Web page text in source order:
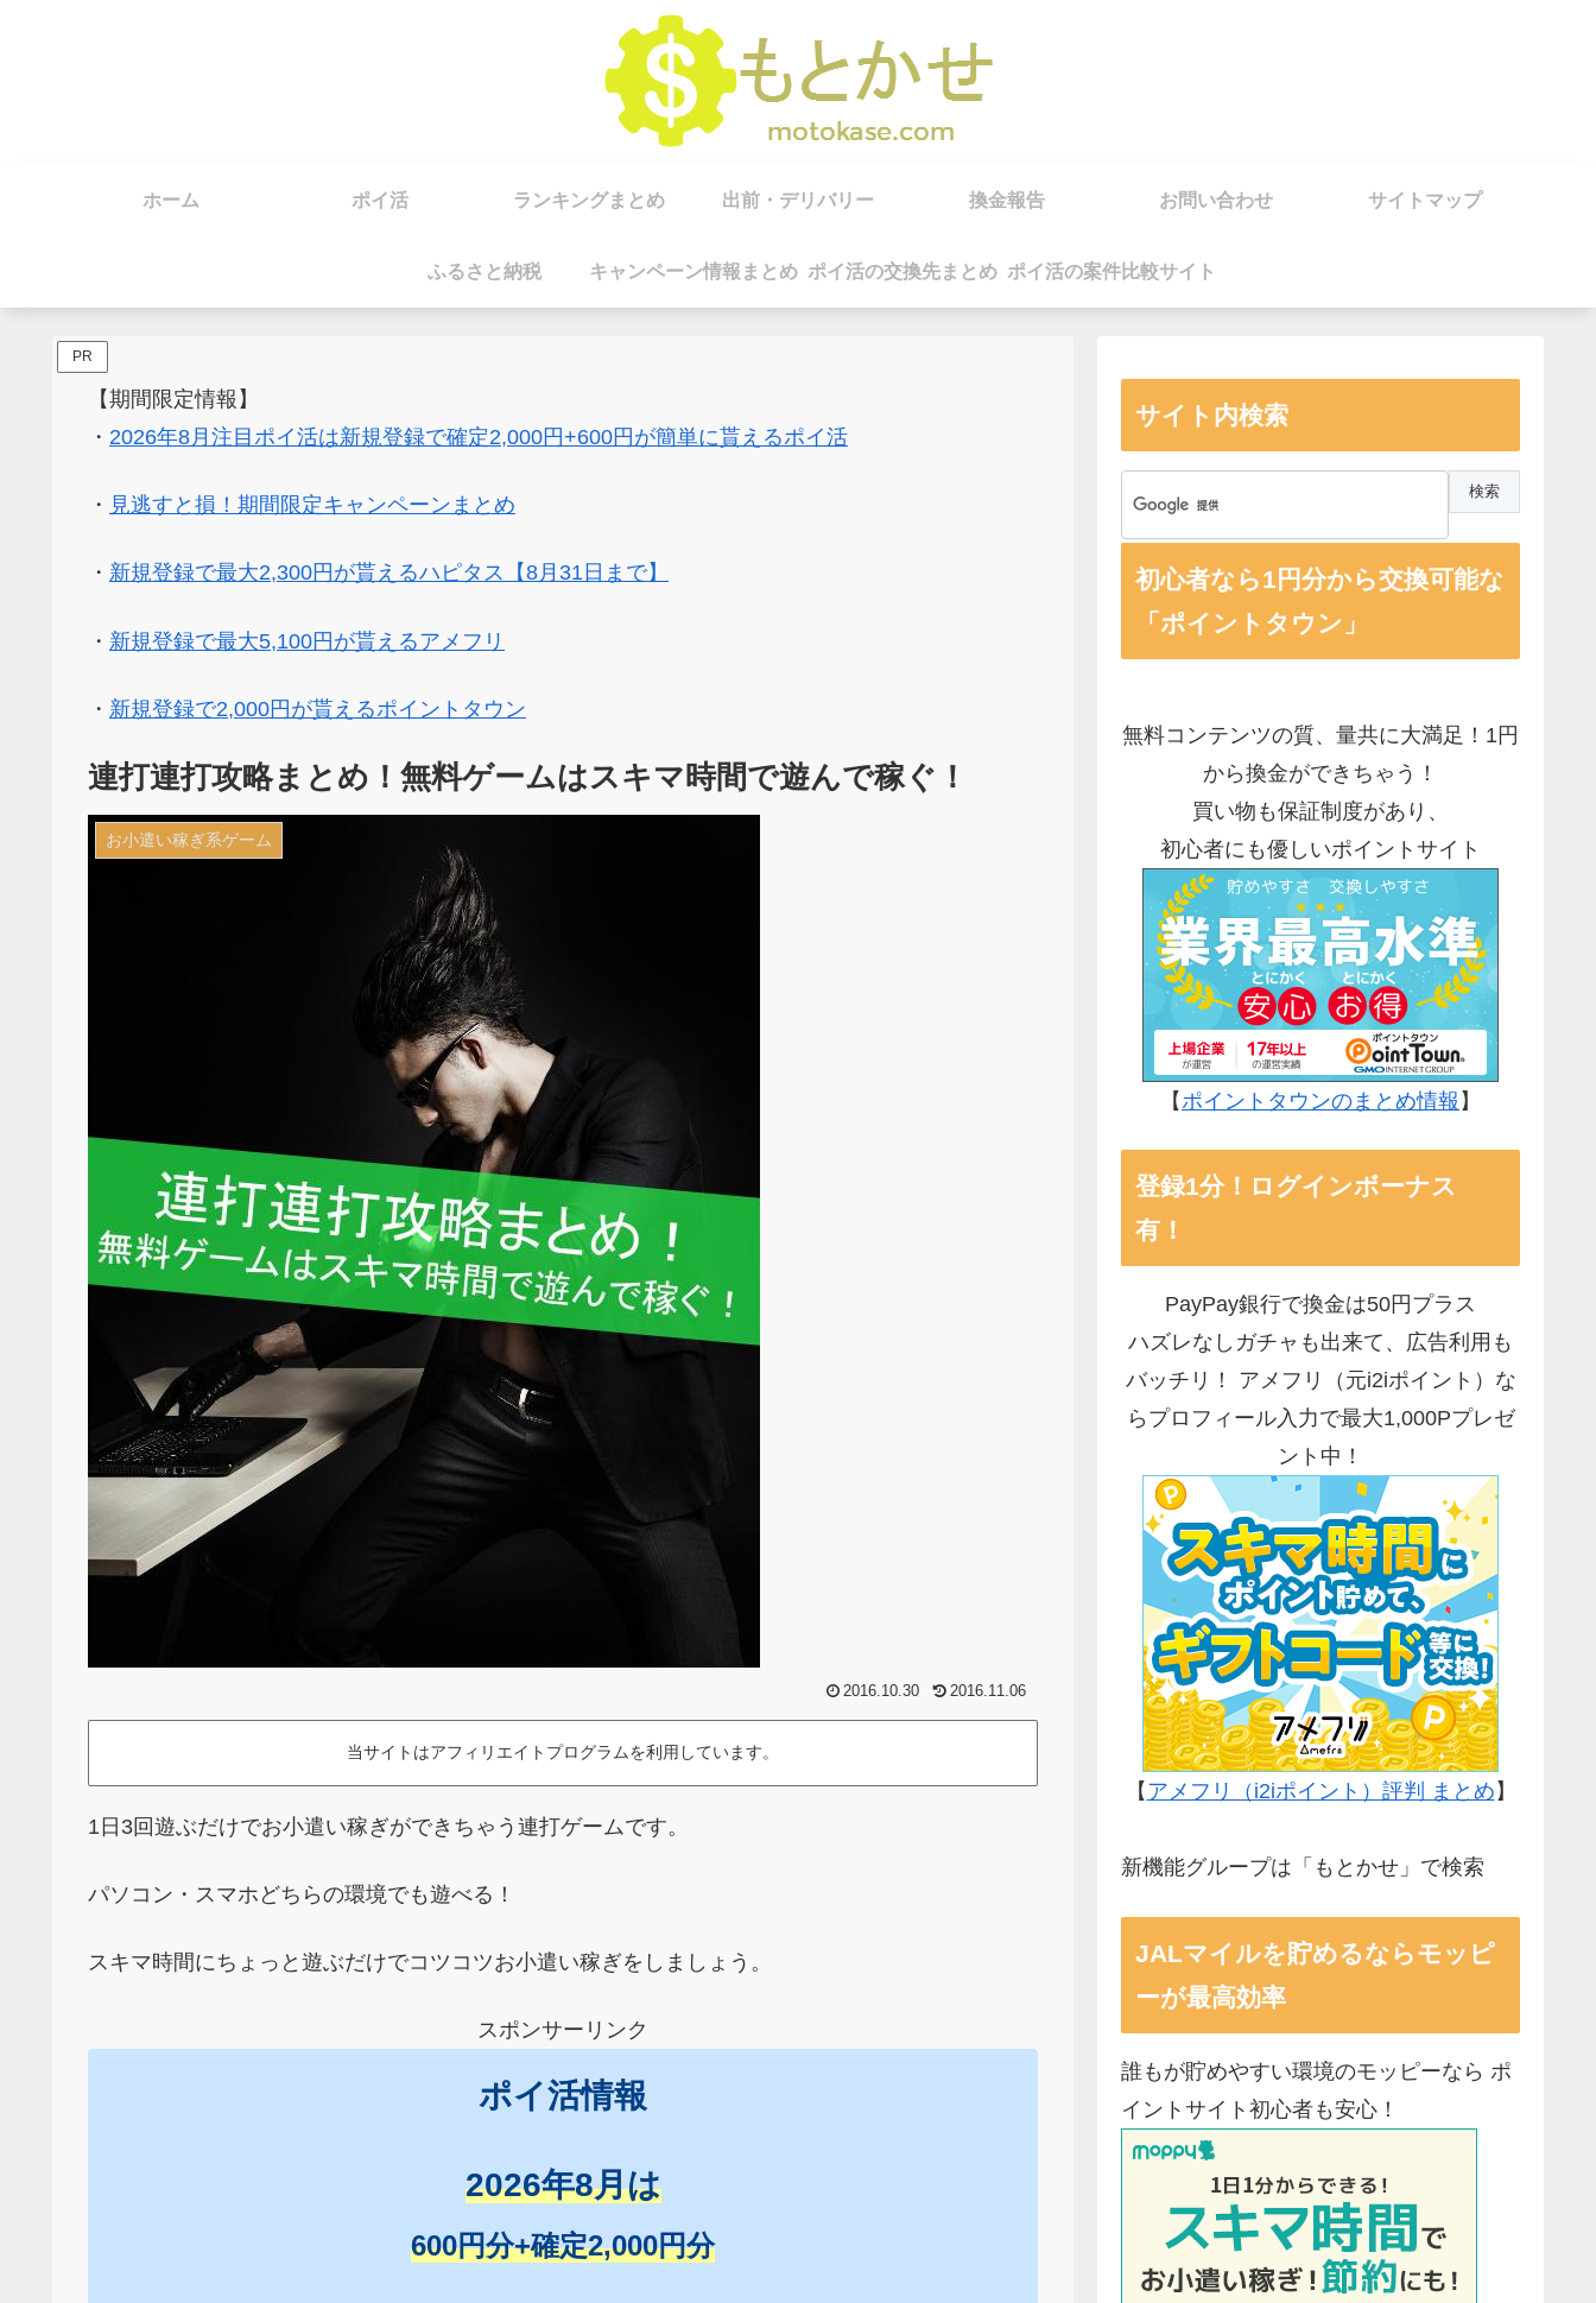
ホーム ポイ活 ランキングまとめ 出前・デリバリー 換金報告 お問い合わせ サイトマップ
ふるさと納税 キャンペーン情報まとめ ポイ活の交換先まとめ ポイ活の案件比較サイト
PR
【期間限定情報】
・ 2026年8月注目ポイ活は新規登録で確定2,000円+600円が簡単に貰えるポイ活
・ 見逃すと損！期間限定キャンペーンまとめ
・ 新規登録で最大2,300円が貰えるハピタス【8月31日まで】
・ 新規登録で最大5,100円が貰えるアメフリ
・ 新規登録で2,000円が貰えるポイントタウン
連打連打攻略まとめ！無料ゲームはスキマ時間で遊んで稼ぐ！
お小遣い稼ぎ系ゲーム
2016.10.30 2016.11.06
当サイトはアフィリエイトプログラムを利用しています。
1日3回遊ぶだけでお小遣い稼ぎができちゃう連打ゲームです。
パソコン・スマホどちらの環境でも遊べる！
スキマ時間にちょっと遊ぶだけでコツコツお小遣い稼ぎをしましょう。
スポンサーリンク
ポイ活情報
2026年8月は
600円分+確定2,000円分
サイト内検索
初心者なら1円分から交換可能な
「ポイントタウン」
無料コンテンツの質、量共に大満足！1円
から換金ができちゃう！
買い物も保証制度があり、
初心者にも優しいポイントサイト
【ポイントタウンのまとめ情報 】
登録1分！ログインボーナス
有！
PayPay銀行で換金は50円プラス
ハズレなしガチャも出来て、広告利用も
バッチリ！ アメフリ（元i2iポイント）な
らプロフィール入力で最大1,000Pプレゼ
ント中！
【 アメフリ（i2iポイント）評判 まとめ 】
新機能グループは「もとかせ」で検索
JALマイルを貯めるならモッピ
ーが最高効率
誰もが貯めやすい環境のモッピーなら ポ
イントサイト初心者も安心！